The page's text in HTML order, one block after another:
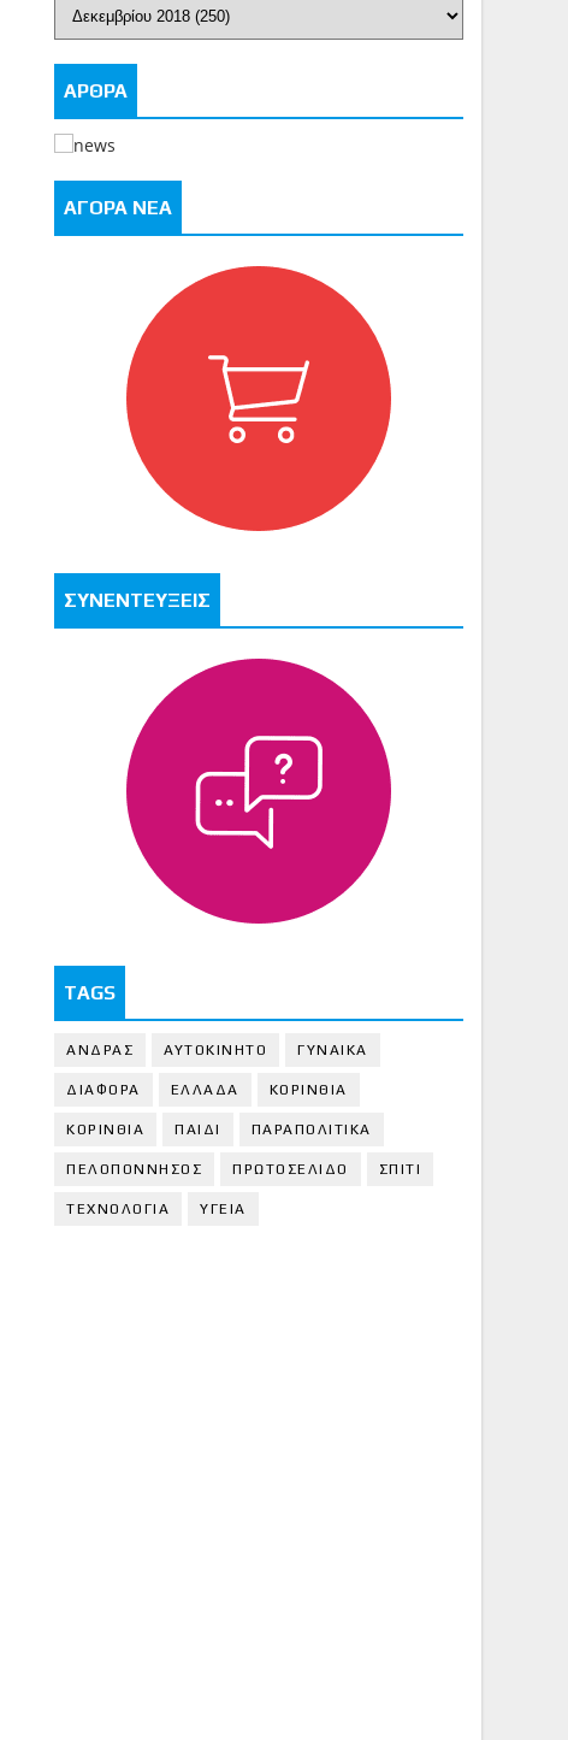
ΑΡΘΡΑ
ΑΓΟΡΑ ΝΕΑ
ΣΥΝΕΝΤΕΥΞΕΙΣ
TAGS
ΑΝΔΡΑΣ ΑΥΤΟΚΙΝΗΤΟ ΓΥΝΑΙΚΑ
ΔΙΑΦΟΡΑ ΕΛΛΑΔΑ ΚΟΡΙΝΘΙΑ
ΚΟΡΙΝΘΙA ΠΑΙΔΙ ΠΑΡΑΠΟΛΙΤΙΚΑ
ΠΕΛΟΠΟΝΝΗΣΟΣ ΠΡΩΤΟΣΕΛΙΔΟ ΣΠΙΤΙ
ΤΕΧΝΟΛΟΓΙΑ ΥΓΕΙΑ